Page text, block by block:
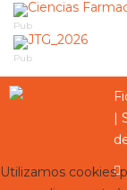
Pub
Pub
|
Utilizamos cookies